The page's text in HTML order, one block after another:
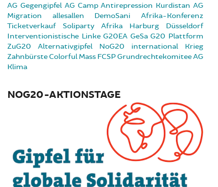
AG Gegengipfel AG Camp Antirepression Kurdistan AG
Migration
allesallen DemoSani
Afrika-Konferenz
Ticketverkauf
Soliparty Afrika Harburg
Düsseldorf
Interventionistische Linke G20EA GeSa G20 Plattform
ZuG20
Alternativgipfel NoG20 international
Krieg
ZahnbürsteColorful Mass FCSPGrundrechtekomiteeAG
Klima
NOG20-AKTIONSTAGE